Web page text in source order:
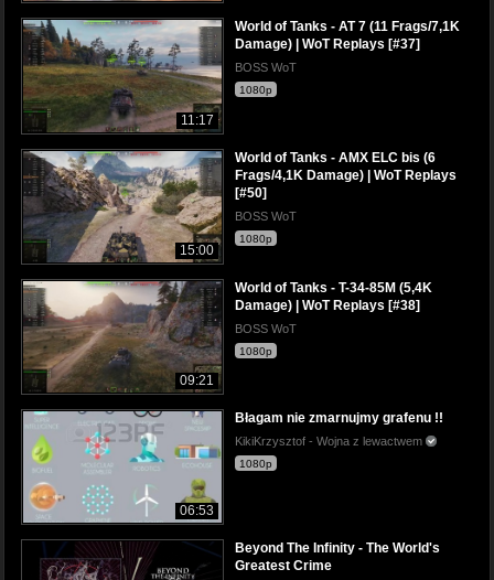
11:17
World of Tanks - AT 7 (11 Frags/7,1K
Damage) | WoT Replays [#37]
BOSS WoT
1080p
15:00
World of Tanks - AMX ELC bis (6
Frags/4,1K Damage) | WoT Replays
[#50]
BOSS WoT
1080p
09:21
World of Tanks - T-34-85M (5,4K
Damage) | WoT Replays [#38]
BOSS WoT
1080p
06:53
Błagam nie zmarnujmy grafenu !!
KikiKrzysztof - Wojna z lewactwem
1080p
Beyond The Infinity - The World's
Greatest Crime